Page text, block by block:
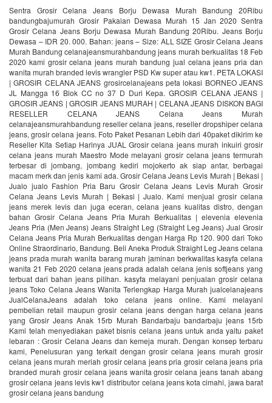
Sentra Grosir Celana Jeans Borju Dewasa Murah Bandung 20Ribu
bandungbajumurah Grosir Pakaian Dewasa Murah 15 Jan 2020 Sentra
Grosir Celana Jeans Borju Dewasa Murah Bandung 20Ribu. Jeans Borju
Dewasa – IDR 20. 000. Bahan: jeans – Size: ALL SIZE Grosir Celana Jeans
Murah Bandung celanajeansmurahbandung jeans murah berkualitas 18 Feb
2020 kami grosir celana jeans murah bandung jual celana jeans pria dan
wanita murah branded levis wrangler PSD Kw super atau kw1. PETA LOKASI
| GROSIR CELANA JEANS grosircelanajeans peta lokasi BORNEO JEANS
JL Mangga 16 Blok CC no 37 D Duri Kepa. GROSIR CELANA JEANS |
GROSIR JEANS | GROSIR JEANS MURAH | CELANA JEANS DISKON BAGI
RESELLER CELANA JEANS Celana Jeans Murah
celanajeansmurahbandung reseller celana jeans, reseller dropshiper celana
jeans, grosir celana jeans. Foto Paket Pesanan Lebih dari 40paket dikirim ke
Reseller Kita Setiap Harinya JUAL Grosir celana jeans murah inkuiri grosir
celana jeans murah Maestro Mode melayani grosir celana jeans termurah
terbesar di jombang, jombang kediri mojokerto ak siap antar, berbagai
macam merk dan jenis kami ada. Grosir Celana Jeans Levis Murah | Bekasi |
Jualo jualo Fashion Pria Baru Grosir Celana Jeans Levis Murah Grosir
Celana Jeans Levis Murah | Bekasi | Jualo. Kami menjual grosir celana
jeans merek levis dan juga eceran, celana jeans kualitas distro, dengan
bahan Grosir Celana Jeans Pria Murah Berkualitas | elevenia elevenia
Jeans Pria (Men Jeans) Jeans Straight Leg (Straight Leg Jeans) Jual Grosir
Celana Jeans Pria Murah Berkualitas dengan Harga Rp 120. 900 dari Toko
Online Straordinario, Bandung. Beli Aneka Produk Straight Leg Jeans celana
jeans prada murah wanita barang murah jaminan berkwalitas kasyfa celana
wanita 21 Feb 2020 celana jeans prada adalah celana jenis softjeans yang
terbuat dari bahan jeans pilihan. kasyfa melayani penjualan grosir celana
jeans Toko Celana Jeans Wanita Terlengkap Harga Murah jualcelanajeans
JualCelanaJeans adalah toko celana jeans online. Kami melayani
pembelian retail maupun grosir celana jeans dengan harga celana jeans
yang Grosir Jeans Anak 15rb Murah Bandarbaju bandarbaju jeans 15rb
Kami telah menyediakan paket bisnis celana jeans untuk anda yaitu paket
lebaran : Grosir Celana Jeans dan kemeja murah. Dengan konsep terbaru
kami, Penelusuran yang terkait dengan grosir celana jeans murah grosir
celana jeans murah meriah grosir celana jeans pria grosir celana jeans pria
branded murah grosir celana jeans wanita grosir celana jeans tanah abang
grosir celana jeans levis kw1 distributor celana jeans kota cimahi, jawa barat
grosir celana jeans bandung